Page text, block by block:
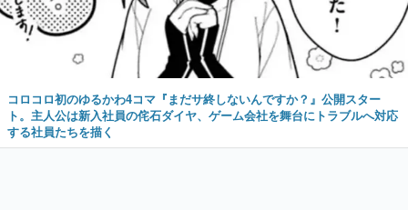
コロコロ初のゆるかわ4コマ『まだサ終しないんですか？』公開スター
ト。主人公は新入社員の侘石ダイヤ、ゲーム会社を舞台にトラブルへ対応
する社員たちを描く